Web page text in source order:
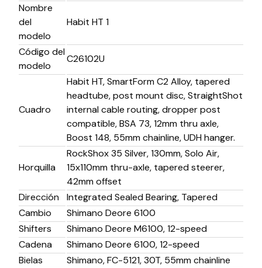
Nombre
del
modelo
Habit HT 1
Código del
modelo
C26102U
Cuadro
Habit HT, SmartForm C2 Alloy, tapered
headtube, post mount disc, StraightShot
internal cable routing, dropper post
compatible, BSA 73, 12mm thru axle,
Boost 148, 55mm chainline, UDH hanger.
Horquilla
RockShox 35 Silver, 130mm, Solo Air,
15x110mm thru-axle, tapered steerer,
42mm offset
Dirección
Integrated Sealed Bearing, Tapered
Cambio
Shimano Deore 6100
Shifters
Shimano Deore M6100, 12-speed
Cadena
Shimano Deore 6100, 12-speed
Bielas
Shimano, FC-5121, 30T, 55mm chainline